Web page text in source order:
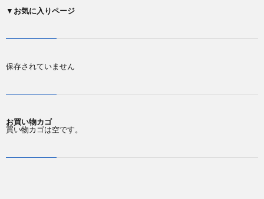
▼ お気に入りページ
保存されていません
お買い物カゴ
買い物カゴは空です。